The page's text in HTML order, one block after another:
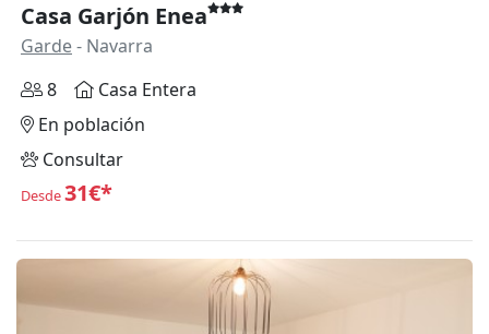
Casa Garjón Enea
Garde- Navarra
8
Casa Entera
En población
Consultar
Desde31€*